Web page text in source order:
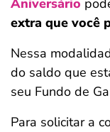
Aniversário
extra que você
Nessa
do saldo que
seu Fundo de
Para solicitar a